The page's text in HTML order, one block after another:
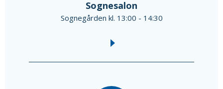
Sognesalon
Sognegården kl. 13:00 - 14:30